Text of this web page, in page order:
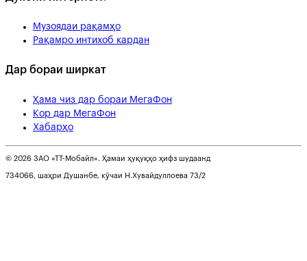
Музоядаи рақамҳо
Рақамро интихоб кардан
Дар бораи ширкат
Ҳама чиз дар бораи МегаФон
Кор дар МегаФон
Хабарҳо
© 2026 ЗАО «ТТ-Мобайл». Ҳамаи ҳуқуқҳо ҳифз шудаанд
734066, шаҳри Душанбе, кӯчаи Н.Хувайдуллоева 73/2